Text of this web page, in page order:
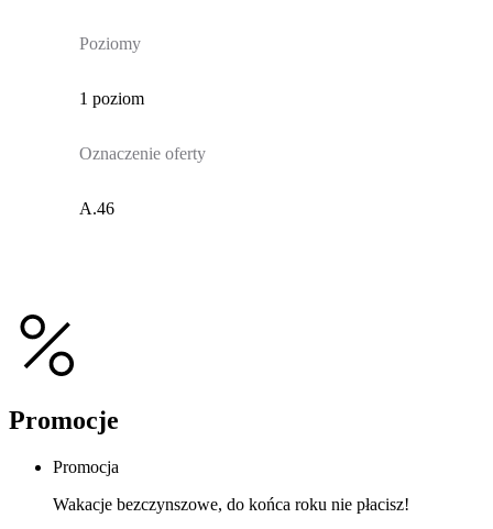
Poziomy
1 poziom
Oznaczenie oferty
A.46
Promocje
Promocja
Wakacje bezczynszowe, do końca roku nie płacisz!